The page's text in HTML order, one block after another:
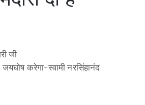
जी
करेगा-स्वामी नरसिंहानंद